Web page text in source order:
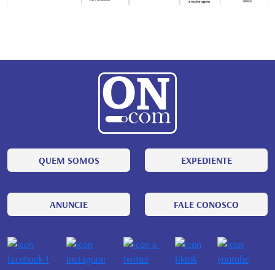
QUEM SOMOS EXPEDIENTE
ANUNCIE FALE CONOSCO